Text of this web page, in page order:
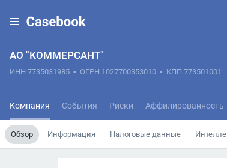
АО "КОММЕРСАНТ"
ИНН 7735031985 • ОГРН 1027700353010 • КПП 773501001
Компания События Риски Аффилированность
Обзор Информация Налоговые данные